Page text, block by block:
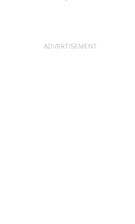
ADVERTISEMENT